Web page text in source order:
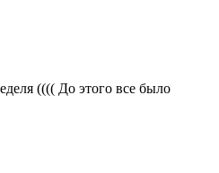
(((( До этого все было